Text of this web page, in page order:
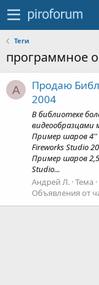
Теги
программное
А
Продаю
2004
В библиотеке
видеообразцами
Пример шаров 4''
Fireworks Studio
Пример шаров
Studio...
Андрей Л. Тема
Объявления от